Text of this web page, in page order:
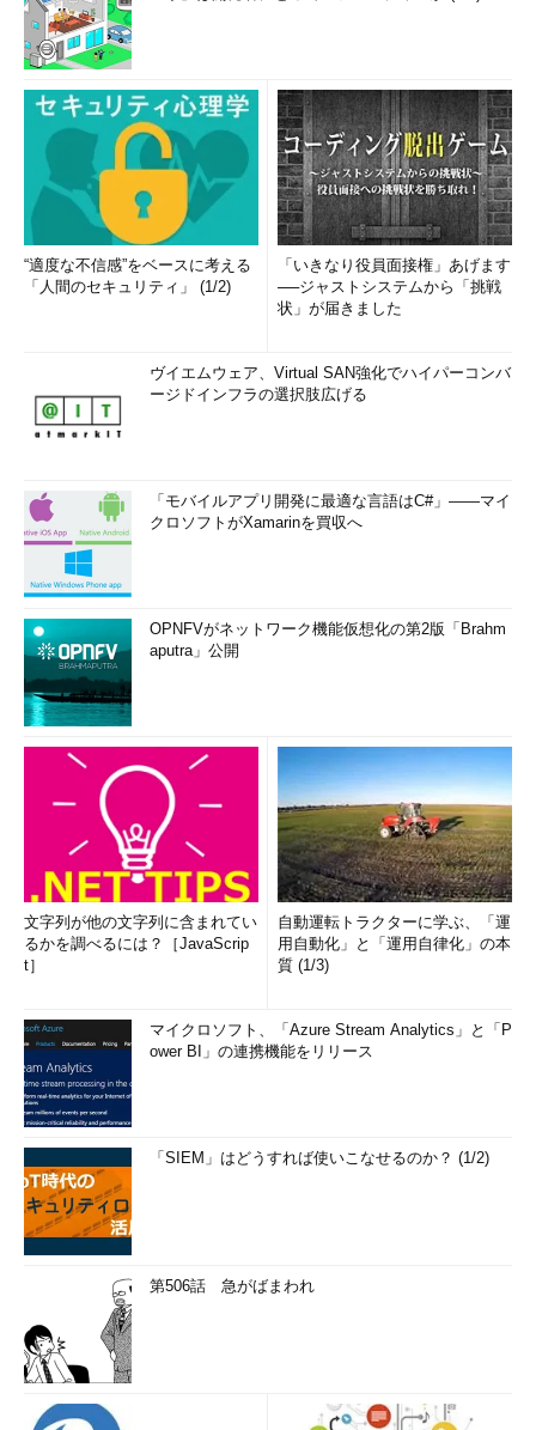
“適度な不信感”をベースに考える
「人間のセキュリティ」 (1/2)
「いきなり役員面接権」あげます
──ジャストシステムから「挑戦
状」が届きました
ヴイエムウェア、Virtual SAN強化でハイパーコンバ
ージドインフラの選択肢広げる
「モバイルアプリ開発に最適な言語はC#」――マイ
クロソフトがXamarinを買収へ
OPNFVがネットワーク機能仮想化の第2版「Brahm
aputra」公開
文字列が他の文字列に含まれてい
るかを調べるには？［JavaScrip
t］
自動運転トラクターに学ぶ、「運
用自動化」と「運用自律化」の本
質 (1/3)
マイクロソフト、「Azure Stream Analytics」と「P
ower BI」の連携機能をリリース
「SIEM」はどうすれば使いこなせるのか？ (1/2)
第506話 急がばまわれ